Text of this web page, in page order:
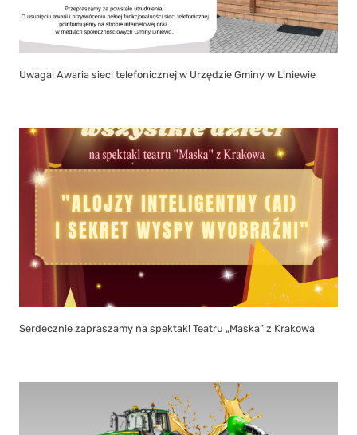
Uwaga! Awaria sieci telefonicznej w Urzędzie Gminy w Liniewie
Serdecznie zapraszamy na spektakl Teatru „Maska” z Krakowa